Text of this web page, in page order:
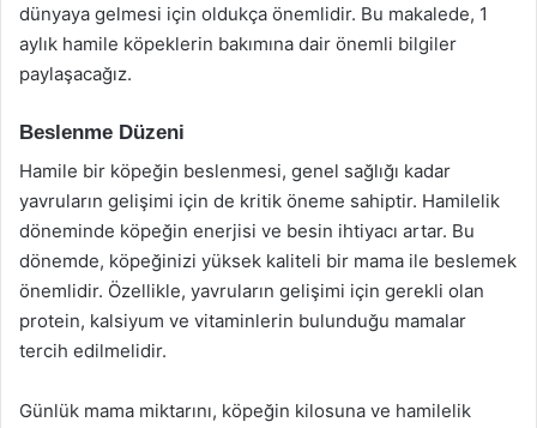
dünyaya gelmesi için oldukça önemlidir. Bu makalede, 1
aylık hamile köpeklerin bakımına dair önemli bilgiler
paylaşacağız.
Beslenme Düzeni
Hamile bir köpeğin beslenmesi, genel sağlığı kadar
yavruların gelişimi için de kritik öneme sahiptir. Hamilelik
döneminde köpeğin enerjisi ve besin ihtiyacı artar. Bu
dönemde, köpeğinizi yüksek kaliteli bir mama ile beslemek
önemlidir. Özellikle, yavruların gelişimi için gerekli olan
protein, kalsiyum ve vitaminlerin bulunduğu mamalar
tercih edilmelidir.
Günlük mama miktarını, köpeğin kilosuna ve hamilelik